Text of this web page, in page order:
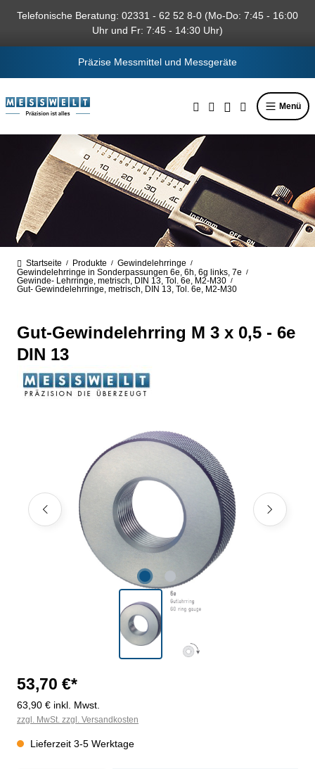
springen
Telefonische Beratung: 02331 - 62 52 8-0 (Mo-Do: 7:45 - 16:00
Uhr und Fr: 7:45 - 14:30 Uhr)
Präzise Messmittel und Messgeräte
Menü
Startseite / Produkte / Gewindelehrringe /
Gewindelehrringe in Sonderpassungen 6e, 6h, 6g links, 7e /
Gewinde- Lehrringe, metrisch, DIN 13, Tol. 6e, M2-M30 /
Gut- Gewindelehrringe, metrisch, DIN 13, Tol. 6e, M2-M30
Gut-Gewindelehrring M 3 x 0,5 - 6e
DIN 13
Bildergalerie überspringen
53,70 €*
63,90 € inkl. Mwst.
zzgl. MwSt. zzgl. Versandkosten
Lieferzeit 3-5 Werktage